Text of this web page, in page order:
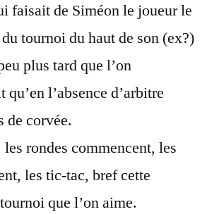
faisait de Siméon le joueur le
tournoi du haut de son (ex?)
plus tard que l’on
qu’en l’absence d’arbitre
de corvée.
rondes commencent, les
les tic-tac, bref cette
que l’on aime.